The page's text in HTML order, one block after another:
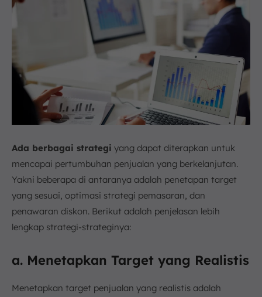
Ada berbagai strategi yang dapat diterapkan untuk
mencapai pertumbuhan penjualan yang berkelanjutan.
Yakni beberapa di antaranya adalah penetapan target
yang sesuai, optimasi strategi pemasaran, dan
penawaran diskon. Berikut adalah penjelasan lebih
lengkap strategi-strateginya:
a. Menetapkan Target yang Realistis
Menetapkan target penjualan yang realistis adalah